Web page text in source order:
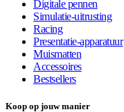
Digitale pennen
Simulatie-uitrusting
Racing
Presentatie-apparatuur
Muismatten
Accessoires
Bestsellers
Koop op jouw manier